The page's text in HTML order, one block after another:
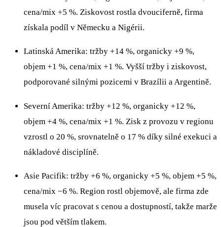
cena/mix +5 %. Ziskovost rostla dvouciferně, firma
získala podíl v Německu a Nigérii.
Latinská Amerika: tržby +14 %, organicky +9 %,
objem +1 %, cena/mix +1 %. Vyšší tržby i ziskovost,
podporované silnými pozicemi v Brazílii a Argentině.
Severní Amerika: tržby +12 %, organicky +12 %,
objem +4 %, cena/mix +1 %. Zisk z provozu v regionu
vzrostl o 20 %, srovnatelně o 17 % díky silné exekuci a
nákladové disciplíně.
Asie Pacifik: tržby +6 %, organicky +5 %, objem +5 %,
cena/mix −6 %. Region rostl objemově, ale firma zde
musela víc pracovat s cenou a dostupností, takže marže
jsou pod větším tlakem.